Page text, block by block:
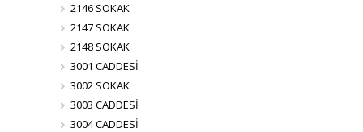
2146 SOKAK
2147 SOKAK
2148 SOKAK
3001 CADDESİ
3002 SOKAK
3003 CADDESİ
3004 CADDESİ